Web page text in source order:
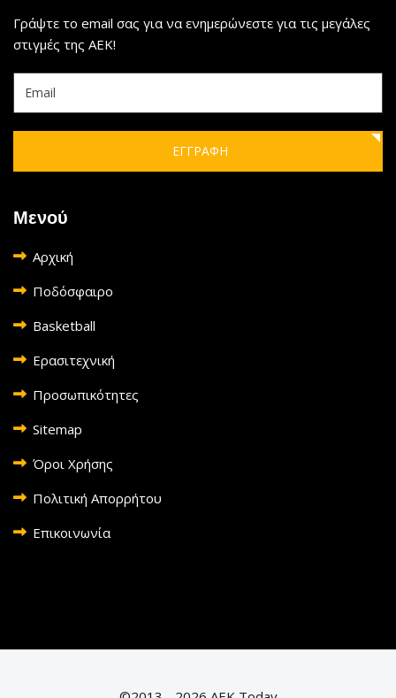
Γράψτε το email σας για να ενημερώνεστε για τις μεγάλες
στιγμές της ΑΕΚ!
ΕΓΓΡΑΦΗ
Μενού
Αρχική
Ποδόσφαιρο
Basketball
Ερασιτεχνική
Προσωπικότητες
Sitemap
Όροι Χρήσης
Πολιτική Απορρήτου
Επικοινωνία